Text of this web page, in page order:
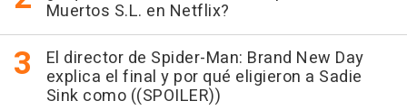
Muertos S.L. en Netflix?
El director de Spider-Man: Brand New Day
explica el final y por qué eligieron a Sadie
Sink como ((SPOILER))